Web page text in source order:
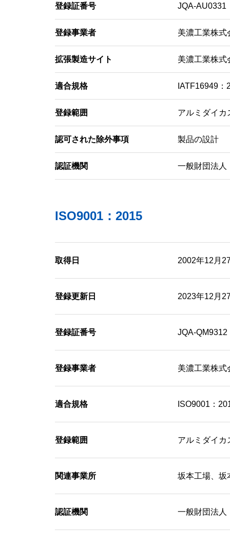
登録証番号 JQA-AU0331
登録事業者 美濃工業株
拡張製造サイト 美濃工業株
適合規格 IATF16949：
登録範囲 アルミダイカ
認可された除外事項 製品の設計
認証機関 一般財団法
ISO9001：2015
取得日 2002年12月
登録更新日 2023年12月
登録証番号 JQA-QM9312
登録事業者 美濃工業株
適合規格 ISO9001：
登録範囲 アルミダイカ
関連事業所 坂本工場、坂
認証機関 一般財団法